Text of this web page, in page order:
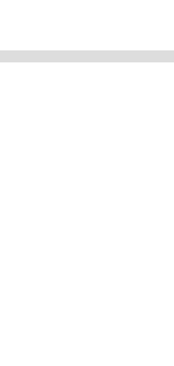
более 6500